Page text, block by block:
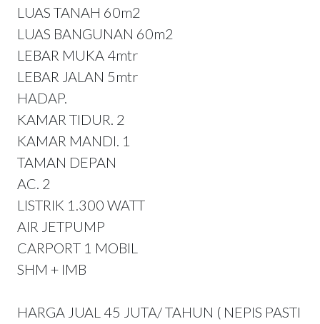
LUAS TANAH 60m2
LUAS BANGUNAN 60m2
LEBAR MUKA 4mtr
LEBAR JALAN 5mtr
HADAP.
KAMAR TIDUR. 2
KAMAR MANDI. 1
TAMAN DEPAN
AC. 2
LISTRIK 1.300 WATT
AIR JETPUMP
CARPORT 1 MOBIL
SHM + IMB
HARGA JUAL 45 JUTA/ TAHUN ( NEPIS PASTI